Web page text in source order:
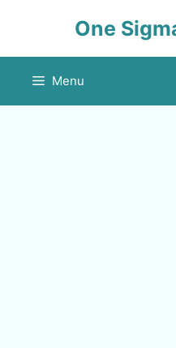
One
Menu